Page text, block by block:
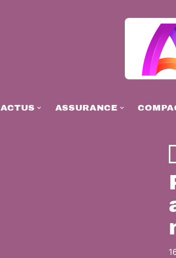
ACTUS ASSURANCE